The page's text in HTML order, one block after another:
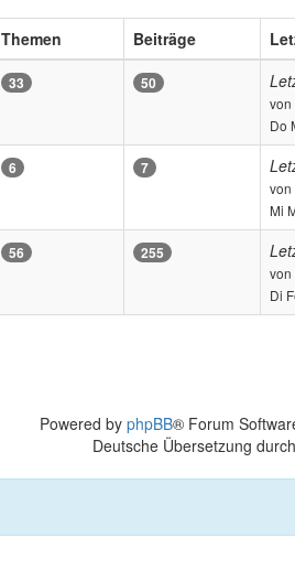
Themen Beiträge
33 50
von
Do
6 7
von
Mi
56 255
von
Di
Powered by phpBB® Forum
Deutsche Übersetzung durch